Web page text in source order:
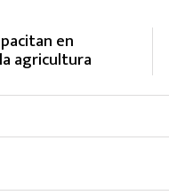
en
agricultura